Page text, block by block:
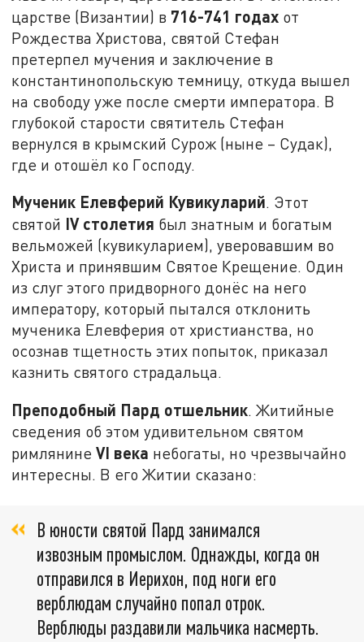
царстве (Византии) в 716-741 годах от
Рождества Христова, святой Стефан
претерпел мучения и заключение в
константинопольскую темницу, откуда вышел
на свободу уже после смерти императора. В
глубокой старости святитель Стефан
вернулся в крымский Сурож (ныне – Судак),
где и отошёл ко Господу.
Мученик Елевферий Кувикуларий. Этот
святой IV столетия был знатным и богатым
вельможей (кувикуларием), уверовавшим во
Христа и принявшим Святое Крещение. Один
из слуг этого придворного донёс на него
императору, который пытался отклонить
мученика Елевферия от христианства, но
осознав тщетность этих попыток, приказал
казнить святого страдальца.
Преподобный Пард отшельник. Житийные
сведения об этом удивительном святом
римлянинеVI века небогаты, но чрезвычайно
интересны. В его Житии сказано:
В юности святой Пард занимался
извозным промыслом. Однажды, когда он
отправился в Иерихон, под ноги его
верблюдам случайно попал отрок.
Верблюды раздавили мальчика насмерть.